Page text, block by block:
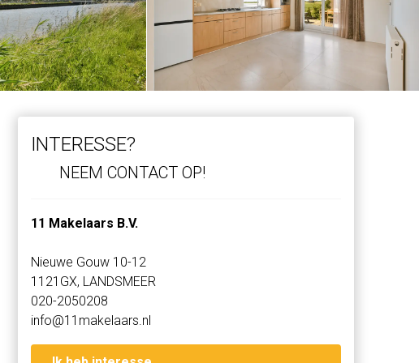
INTERESSE?
NEEM CONTACT OP!
11 Makelaars B.V.
Nieuwe Gouw 10-12
1121GX, LANDSMEER
020-2050208
info@11makelaars.nl